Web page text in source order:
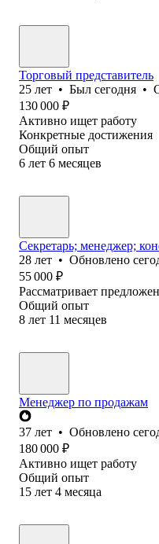
Торговый представитель
25 лет • Был сегодня •
130 000 ₽
Активно ищет работу
Конкретные достижения
Общий опыт
6 лет 6 месяцев
Секретарь; менеджер;
28 лет • Обновлено
55 000 ₽
Рассматривает
Общий опыт
8 лет 11 месяцев
Менеджер по продажам
37 лет • Обновлено
180 000 ₽
Активно ищет работу
Общий опыт
15 лет 4 месяца